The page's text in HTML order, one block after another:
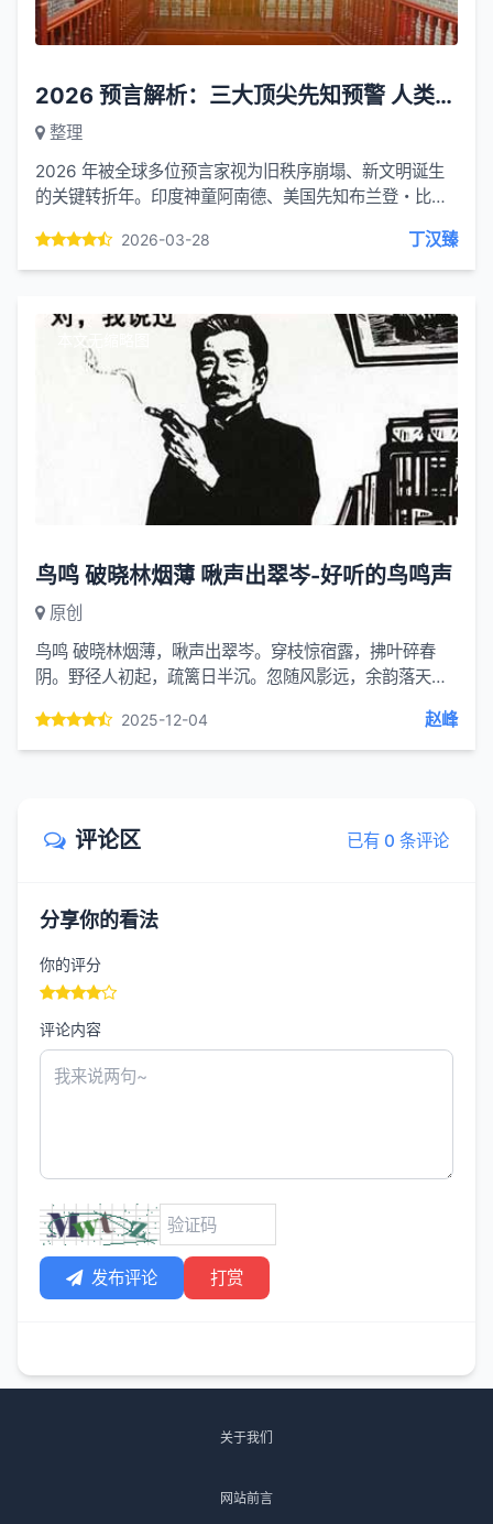
2026 预言解析：三大顶尖先知预警 人类站在文明临界点
整理
2026 年被全球多位预言家视为旧秩序崩塌、新文明诞生
的关键转折年。印度神童阿南德、美国先知布兰登・比格
度，共同指向 2...2026-03-28 丁汉臻
本文无缩略图
鸟鸣 破晓林烟薄 啾声出翠岑-好听的鸟鸣声
原创
鸟鸣 破晓林烟薄，啾声出翠岑。穿枝惊宿露，拂叶碎春
阴。野径人初起，疏篱日半沉。忽随风影远，余韵落天
2025-12-04 赵峰
评论区 已有 0 条评论
分享你的看法
你的评分
评论内容
发布评论 打赏
关于我们
网站前言